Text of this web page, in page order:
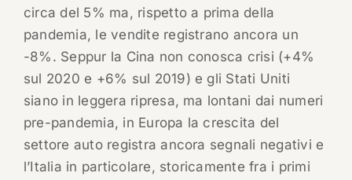
circa del 5% ma, rispetto a prima della
pandemia, le vendite registrano ancora un
-8%. Seppur la Cina non conosca crisi (+4%
sul 2020 e +6% sul 2019) e gli Stati Uniti
siano in leggera ripresa, ma lontani dai numeri
pre-pandemia, in Europa la crescita del
settore auto registra ancora segnali negativi e
l’Italia in particolare, storicamente fra i primi